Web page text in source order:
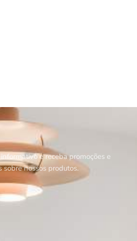
e receba promoções e
sobre nossos produtos.